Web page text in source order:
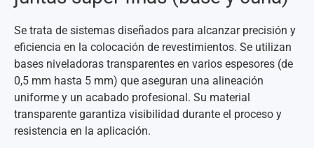
Se trata de sistemas diseñados para alcanzar precisión y
eficiencia en la colocación de revestimientos. Se utilizan
bases niveladoras transparentes en varios espesores (de
0,5 mm hasta 5 mm) que aseguran una alineación
uniforme y un acabado profesional. Su material
transparente garantiza visibilidad durante el proceso y
resistencia en la aplicación.